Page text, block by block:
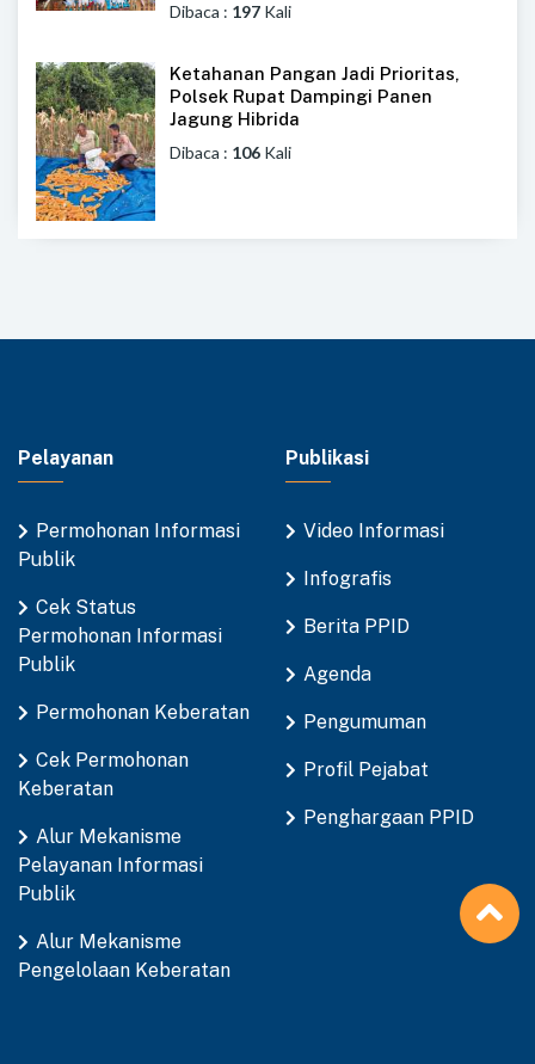
Dibaca : 197 Kali
Ketahanan Pangan Jadi Prioritas,
Polsek Rupat Dampingi Panen
Jagung Hibrida
Dibaca : 106 Kali
Pelayanan
Permohonan Informasi
Publik
Cek Status
Permohonan Informasi
Publik
Permohonan Keberatan
Cek Permohonan
Keberatan
Alur Mekanisme
Pelayanan Informasi
Publik
Alur Mekanisme
Pengelolaan Keberatan
Publikasi
Video Informasi
Infografis
Berita PPID
Agenda
Pengumuman
Profil Pejabat
Penghargaan PPID